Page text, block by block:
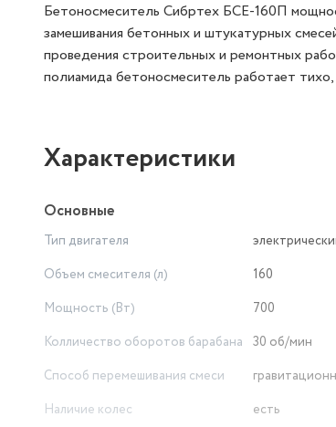
Бетоносмеситель Сибртех БСЕ-160П
замешивания бетонных и штукатурных
проведения строительных и ремонтных
полиамида бетоносмеситель работает
Характеристики
Основные
Тип двигателя
Объем смесителя (л)
160
Мощность (Вт)
700
Колличество оборотов барабана 30 об/мин
Способ перемешивания смеси
Наличие колес
есть